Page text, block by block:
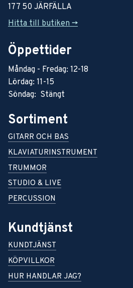
177 50 JÄRFÄLLA
Hitta till butiken ->
Öppettider
Måndag - Fredag: 12-18
Lördag: 11-15
Söndag: Stängt
Sortiment
GITARR OCH BAS
KLAVIATURINSTRUMENT
TRUMMOR
STUDIO & LIVE
PERCUSSION
Kundtjänst
KUNDTJÄNST
KÖPVILLKOR
HUR HANDLAR JAG?